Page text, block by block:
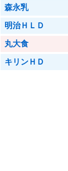
森永乳
明治ＨＬＤ
丸大食
キリンＨＤ